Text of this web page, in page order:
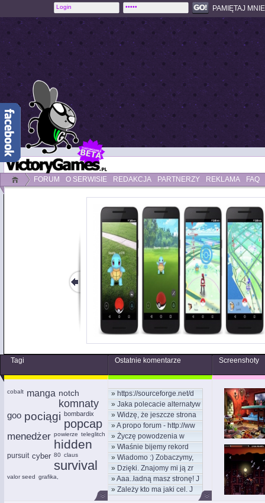
PAMIĘTAJ
FORUM O SERWISIE REDAKCJA PARTNERZY REKLAMA FAQ
Tagi Ostatnie komentarze Screenshoty
cobalt manga notch
komnaty
goo pociągi bombardix
popcap
menedżer powierze teleglitch
hidden
pursuit cyber 80 claus
survival
valor seed grafika,
» https://sourceforge.net/d
» Jaka polecacie alternatyw
» Widzę, że jeszcze strona
»A propo forum - http://ww
» Życzę powodzenia w
nowym
» Właśnie bijemy rekord
kom
» Wiadomo :) Zobaczymy,
moż
» Dzięki. Znajomy mi ją zr
»Aaa..ładną masz stronę! J
» Zależy kto ma jaki cel. J